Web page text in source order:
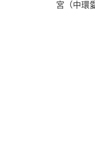
宮（中環